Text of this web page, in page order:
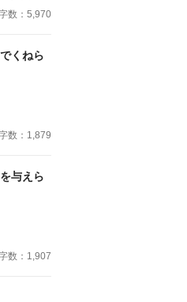
数：5,970
くねら
数：1,879
与えら
数：1,907